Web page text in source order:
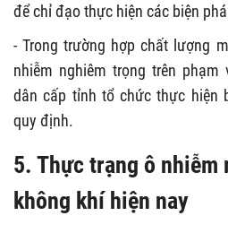
để chỉ đạo thực hiện các biện
- Trong trường hợp chất lượng
nhiễm nghiêm trọng trên
dân cấp tỉnh tổ chức thực hiện
quy định.
5. Thực trạng ô nhiễm
không khí hiện nay